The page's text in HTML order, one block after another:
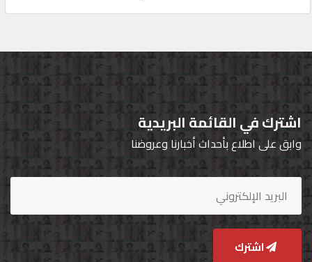
اشترك في القائمة البريدية
وابق على اطلاع بأحداث أخبارنا وعروضنا
اشترك